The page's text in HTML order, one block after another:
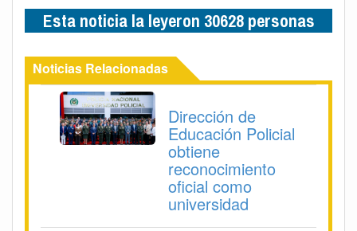
Esta noticia la leyeron 30628 personas
Noticias Relacionadas
Dirección de
Educación Policial
obtiene
reconocimiento
oficial como
universidad